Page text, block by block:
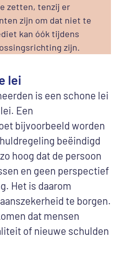
zetten, tenzij er
zijn om dat niet te
kan óók tijdens
zijn.
lei
is een schone lei
Een
bijvoorbeeld worden
beëindigd
hoog dat de persoon
en geen perspectief
Het is daarom
te borgen.
dat mensen
of nieuwe schulden